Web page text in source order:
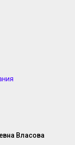
Власова